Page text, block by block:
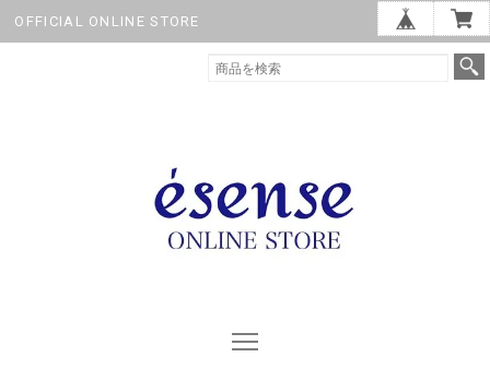
OFFICIAL ONLINE STORE